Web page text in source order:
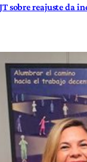
sobre reajuste da